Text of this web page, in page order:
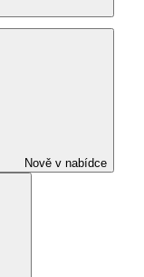
Nově v nabídce